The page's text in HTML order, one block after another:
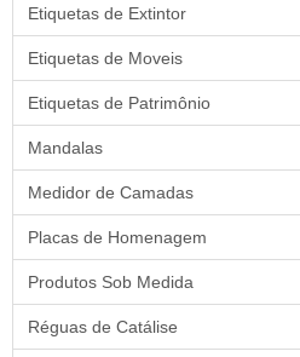
Etiquetas de Extintor
Etiquetas de Moveis
Etiquetas de Patrimônio
Mandalas
Medidor de Camadas
Placas de Homenagem
Produtos Sob Medida
Réguas de Catálise